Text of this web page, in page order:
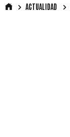
ACTUALIDAD